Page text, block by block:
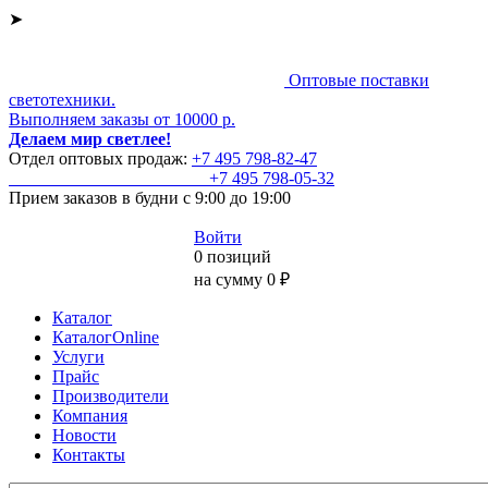
➤
Оптовые поставки
светотехники.
Выполняем заказы от 10000 р.
Делаем мир светлее!
Отдел оптовых продаж: +7 495 798-82-47
+7 495 798-05-32
Прием заказов в будни с 9:00 до 19:00
Войти
0 позиций
на сумму 0 ₽
Каталог
КаталогOnline
Услуги
Прайс
Производители
Компания
Новости
Контакты